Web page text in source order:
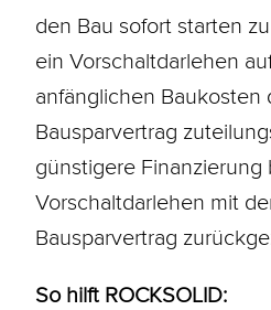
den Bau sofort starten
ein Vorschaltdarlehen
anfänglichen Baukosten
Bausparvertrag
günstigere Finanzierung
Vorschaltdarlehen mit
Bausparvertrag
So hilft ROCKSOLID: